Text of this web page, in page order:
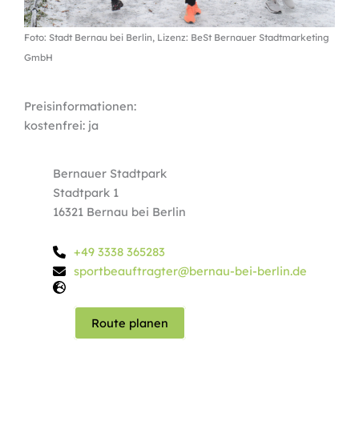
Foto: Stadt Bernau bei Berlin, Lizenz: BeSt Bernauer Stadtmarketing
GmbH
Preisinformationen:
kostenfrei: ja
Bernauer Stadtpark
Stadtpark 1
16321 Bernau bei Berlin
+49 3338 365283
sportbeauftragter@bernau-bei-berlin.de
Route planen